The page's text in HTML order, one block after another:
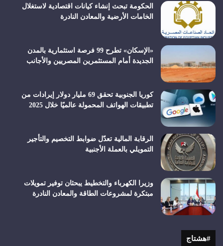
الحكومة تبحث إنشاء كيانات اقتصادية لاستغلال
الخامات الأرضية والمعادن النادرة
«الإسكان» تطرح 99 فرصة استثمارية بالمدن
الجديدة أمام المستثمرين المصريين والأجانب
كوريا الجنوبية تحقق 69 مليار دولار إيرادات من
تطبيقات الهواتف المحمولة عالميًا خلال 2025
الرقابة المالية تعدّل ضوابط التخصيم والتأجير
التمويلي بالعملة الأجنبية
وزيرا الكهرباء والتخطيط يبحثان توفير تمويلات
مبتكرة لمشروعات الطاقة والمعادن النادرة
#هشتاج